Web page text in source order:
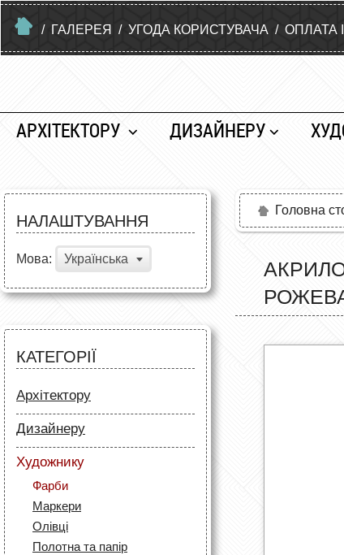
/ ГАЛЕРЕЯ / УГОДА КОРИСТУВАЧА / ОПЛАТА
АРХІТЕКТОРУ ДИЗАЙНЕРУ
НАЛАШТУВАННЯ
Мова: Українська
КАТЕГОРІЇ
Архітектору
Папір
Лайнери
Маркери
Олівці
Аксесуари для архітекторів
Дизайнеру
Папір
Олівці
Скетч маркери
Лайнери (рапідографи)
Аксесуари для дизайнерів
Художнику
Фарби
Маркери
Олівці
Полотна та папір
Головна